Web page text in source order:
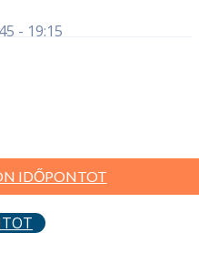
- 19:15
IDŐPONTOT